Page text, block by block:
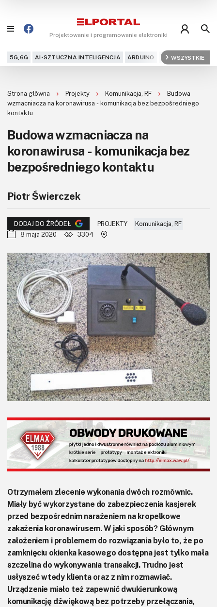
Projektowanie i programowanie elektroniki
5G,6G AI-SZTUCZNA INTELIGENCJA ARDUINO ARM AUDIO
WSZYSTKIE
Projekty
DIY+
Czytelnia
Dla Ciebie
KITy AVT
Newsletter
Magazyny
Archiwum
Do pobrania
Strona główna Projekty Komunikacja, RF
Budowa
wzmacniacza na koronawirusa - komunikacja bez bezpośredniego
kontaktu
Budowa wzmacniacza na
koronawirusa - komunikacja bez
bezpośredniego kontaktu
Piotr Świerczek
DODAJ DO ŹRÓDEŁ PROJEKTY
Komunikacja, RF
8 maja 2020
3304
Otrzymałem zlecenie wykonania dwóch rozmównic.
Miały być wykorzystane do zabezpieczenia kasjerek
przed bezpośrednim narażeniem na kropelkowe
zakażenia koronawirusem. W jaki sposób? Głównym
założeniem i problemem do rozwiązania było to, że po
zamknięciu okienka kasowego dostępna jest tylko mała
szczelina do wykonywania transakcji. Trudno jest
usłyszeć wtedy klienta oraz z nim rozmawiać.
Urządzenie miało też zapewnić dwukierunkową
komunikację dźwiękową bez potrzeby przełączania,